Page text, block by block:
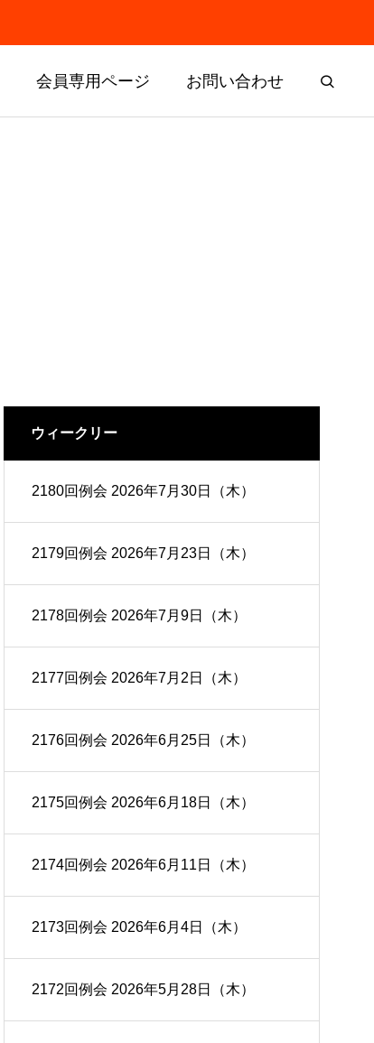
会員専用ページ お問い合わせ
クラブ報告
ウィークリー
2180回例会 2026年7月30日（木）
2179回例会 2026年7月23日（木）
2178回例会 2026年7月9日（木）
2177回例会 2026年7月2日（木）
2176回例会 2026年6月25日（木）
2175回例会 2026年6月18日（木）
2174回例会 2026年6月11日（木）
2173回例会 2026年6月4日（木）
2172回例会 2026年5月28日（木）